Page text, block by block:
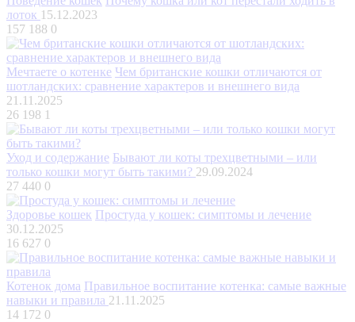
лоток 15.12.2023
157 188 0
Мечтаете о котенке Чем британские кошки отличаются от
шотландских: сравнение характеров и внешнего вида
21.11.2025
26 198 1
Уход и содержание Бывают ли коты трехцветными – или
только кошки могут быть такими? 29.09.2024
27 440 0
Здоровье кошек Простуда у кошек: симптомы и лечение
30.12.2025
16 627 0
Котенок дома Правильное воспитание котенка: самые важные
навыки и правила 21.11.2025
14 172 0